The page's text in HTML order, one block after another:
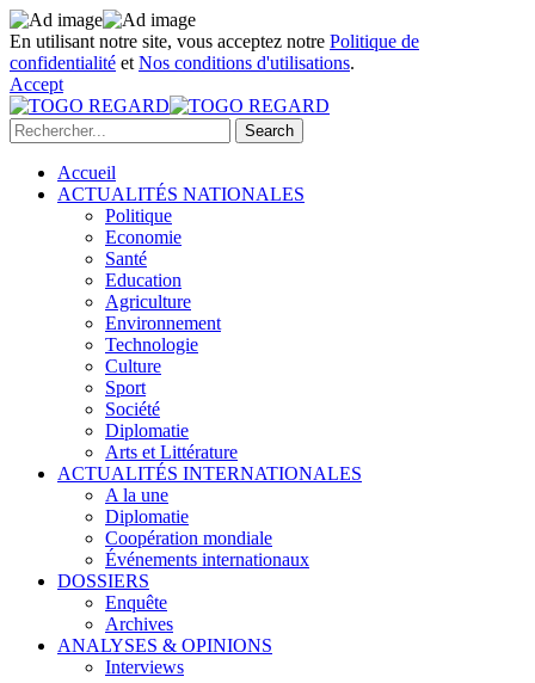
En utilisant notre site, vous acceptez notre Politique de
confidentialité et Nos conditions d'utilisations.
Accept
Accueil
ACTUALITÉS NATIONALES
Politique
Economie
Santé
Education
Agriculture
Environnement
Technologie
Culture
Sport
Société
Diplomatie
Arts et Littérature
ACTUALITÉS INTERNATIONALES
A la une
Diplomatie
Coopération mondiale
Événements internationaux
DOSSIERS
Enquête
Archives
ANALYSES & OPINIONS
Interviews